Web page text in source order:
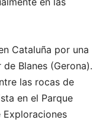
Cataluña por una
Blanes (Gerona).
las rocas de
en el Parque
Exploraciones